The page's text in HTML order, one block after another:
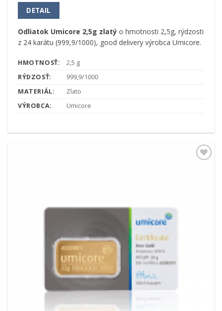
DETAIL
Odliatok Umicore 2,5g zlatýo hmotnosti 2,5g, rýdzosti
z 24 karátu (999,9/1000), good delivery výrobca Umicore.
HMOTNOSŤ:
2,5 g
RÝDZOSŤ:
999,9/1000
MATERIÁL:
Zlato
VÝROBCA:
Umicore